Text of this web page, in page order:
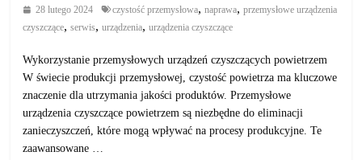
28 lutego 2024 czystość przemysłowa, naprawa, przemysłowe urządzenia
czyszczące,serwis,urządzenia,urządzenia czyszczące
Wykorzystanie przemysłowych urządzeń czyszczących powietrzem
W świecie produkcji przemysłowej, czystość powietrza ma kluczowe
znaczenie dla utrzymania jakości produktów. Przemysłowe
urządzenia czyszczące powietrzem są niezbędne do eliminacji
zanieczyszczeń, które mogą wpływać na procesy produkcyjne. Te
zaawansowane …